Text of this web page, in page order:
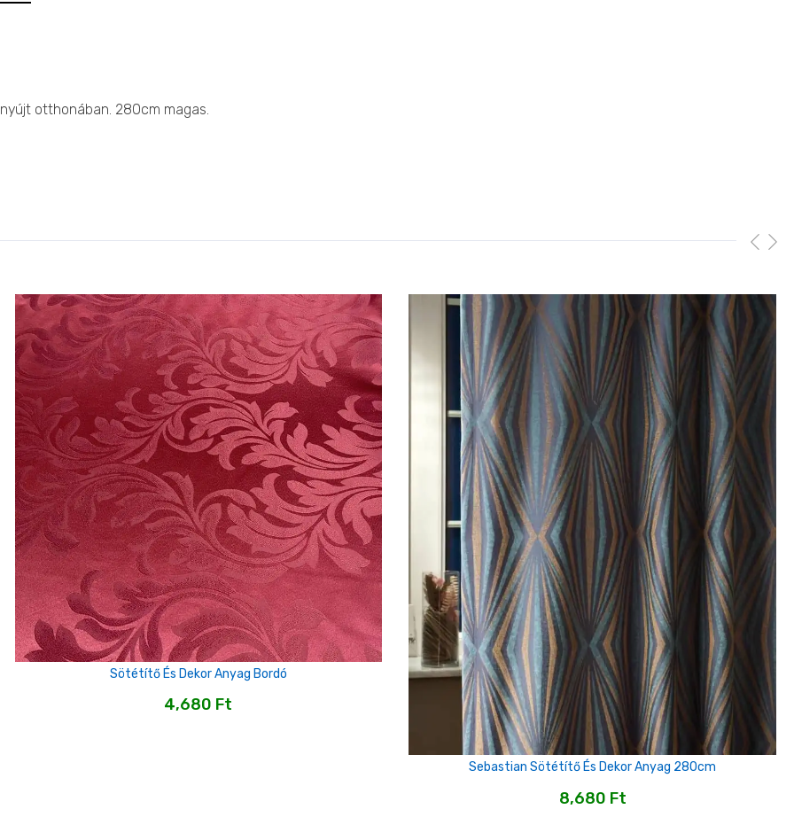
otthonában. 280cm magas.
Sötétítő És Dekor Anyag Bordó
4,680 Ft
Sebastian Sötétítő És Dekor Anyag 280cm
8,680 Ft